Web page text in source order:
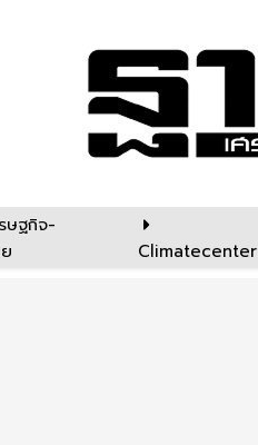
ษฐกิจ-
Climatecenter